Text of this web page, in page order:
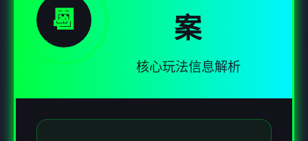
📆
案
核心玩法信息解析